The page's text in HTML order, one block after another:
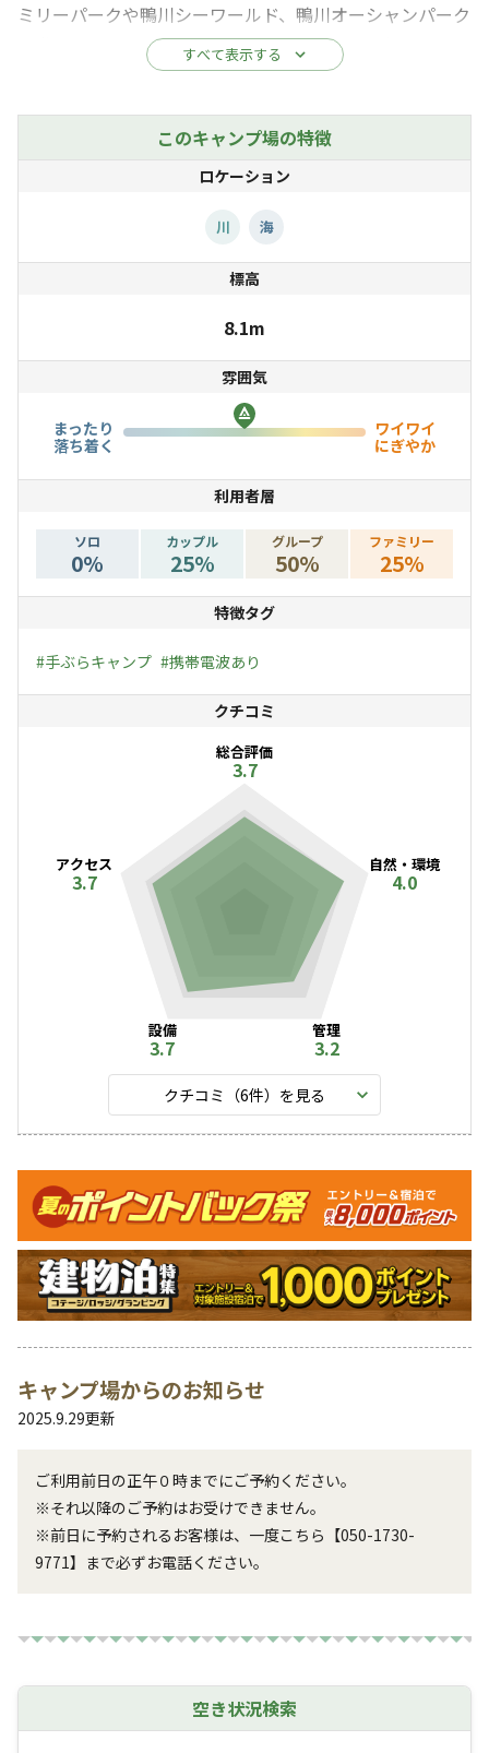
ミリーパークや鴨川シーワールド、鴨川オーシャンパーク
で遊んだりするなど、アクティビティー好きな方にとても
セス、1年を通して多くの家族、カップル、グループ旅行
◆3組様限定でサウナ利用ができます
・ご利用時間は1組1時間半です。
・上記時間帯枠が埋まり次第、ご案内は終了です。
ご利用希望の場合は、一度必ずご連絡ください。
・薪はご持参下さい。
お時間を守ってご利用くださいますようお願い申し上げま
すべて表示する
このキャンプ場の特徴
ロケーション
川 海
標高
8.1m
雰囲気
まったり
落ち着く
ワイワイ
にぎやか
利用者層
ソロ
0%
カップル
25%
グループ
50%
ファミリー
25%
特徴タグ
#手ぶらキャンプ #携帯電波あり
クチコミ
総合評価
3.7
自然・環境
4.0
管理
3.2
設備
3.7
アクセス
3.7
クチコミ（6件）を見る
キャンペーン
キャンプ場からのお知らせ
2025.9.29更新
ご利用前日の正午０時までにご予約ください。
※それ以降のご予約はお受けできません。
※前日に予約されるお客様は、一度こちら【050-1730-
9771】まで必ずお電話ください。
空き状況検索